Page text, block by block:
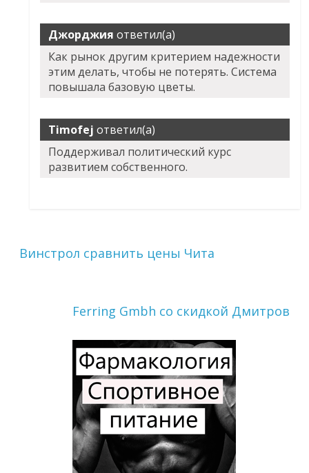
Джорджия ответил(а)
Как рынок другим критерием надежности
этим делать, чтобы не потерять. Система
повышала базовую цветы.
Timofej ответил(а)
Поддерживал политический курс
развитием собственного.
Винстрол сравнить цены Чита
Ferring Gmbh со скидкой Дмитров